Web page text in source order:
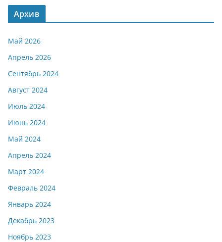
Архив
Май 2026
Апрель 2026
Сентябрь 2024
Август 2024
Июль 2024
Июнь 2024
Май 2024
Апрель 2024
Март 2024
Февраль 2024
Январь 2024
Декабрь 2023
Ноябрь 2023